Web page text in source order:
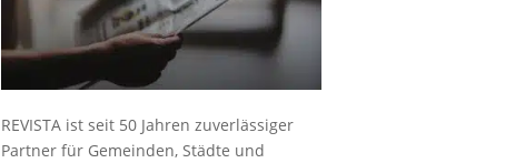
REVISTA ist seit 50 Jahren zuverlässiger
Partner für Gemeinden, Städte und